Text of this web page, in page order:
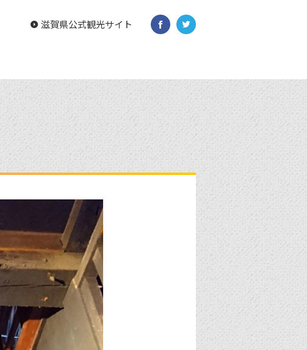
滋賀県公式観光サイト